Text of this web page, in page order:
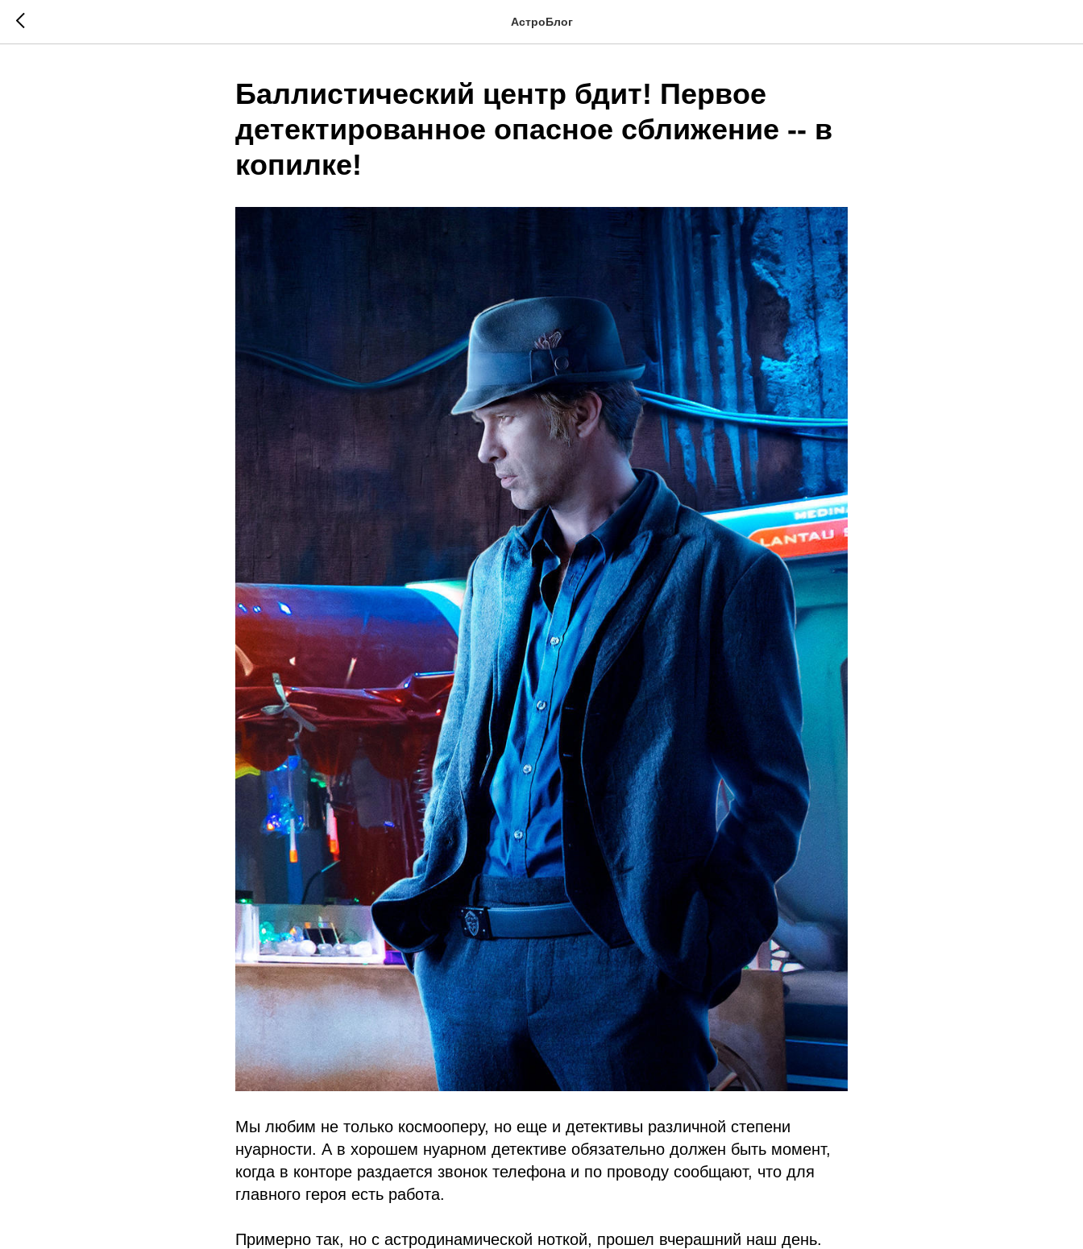
АстроБлог
Баллистический центр бдит! Первое
детектированное опасное сближение -- в
копилке!
Мы любим не только космооперу, но еще и детективы различной степени
нуарности. А в хорошем нуарном детективе обязательно должен быть момент,
когда в конторе раздается звонок телефона и по проводу сообщают, что для
главного героя есть работа.
Примерно так, но с астродинамической ноткой, прошел вчерашний наш день.